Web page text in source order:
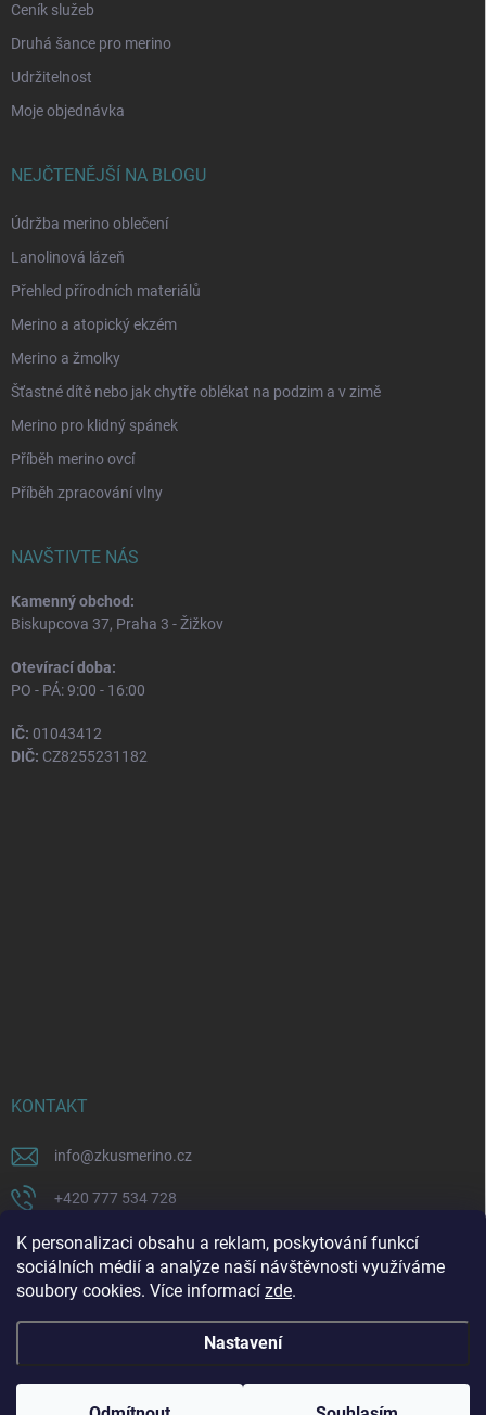
K personalizaci obsahu a reklam, poskytování funkcí
sociálních médií a analýze naší návštěvnosti využíváme
soubory cookies. Více informací zde.
Nastavení
Ceník služeb
Druhá šance pro merino
Udržitelnost
Moje objednávka
NEJČTENĚJŠÍ NA BLOGU
Údržba merino oblečení
Lanolinová lázeň
Přehled přírodních materiálů
Merino a atopický ekzém
Merino a žmolky
Šťastné dítě nebo jak chytře oblékat na podzim a v zimě
Merino pro klidný spánek
Příběh merino ovcí
Příběh zpracování vlny
NAVŠTIVTE NÁS
Kamenný obchod:
Biskupcova 37, Praha 3 - Žižkov
Otevírací doba:
PO - PÁ: 9:00 - 16:00
IČ: 01043412
DIČ: CZ8255231182
KONTAKT
info@zkusmerino.cz
+420 777 534 728
https://www.facebook.com/zkusmerino/
zkusmerino.cz
Copyright 2026ZKUSMERINO. Všechna práva vyhrazena.Upravit nastavení